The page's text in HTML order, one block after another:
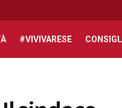
#VIVIVARESE